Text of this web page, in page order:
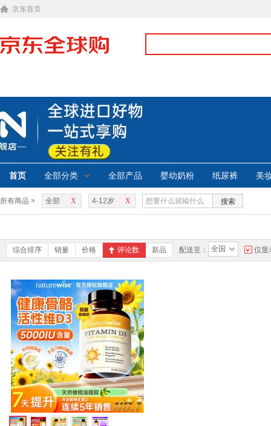
京东首页
首页 全部分类 全部产品 婴幼奶粉 纸尿裤 美
所有商品 > X
全部 X
4-12岁 搜索
综合排序 销量 价格 评论数 新品 配送至： 全国 仅显